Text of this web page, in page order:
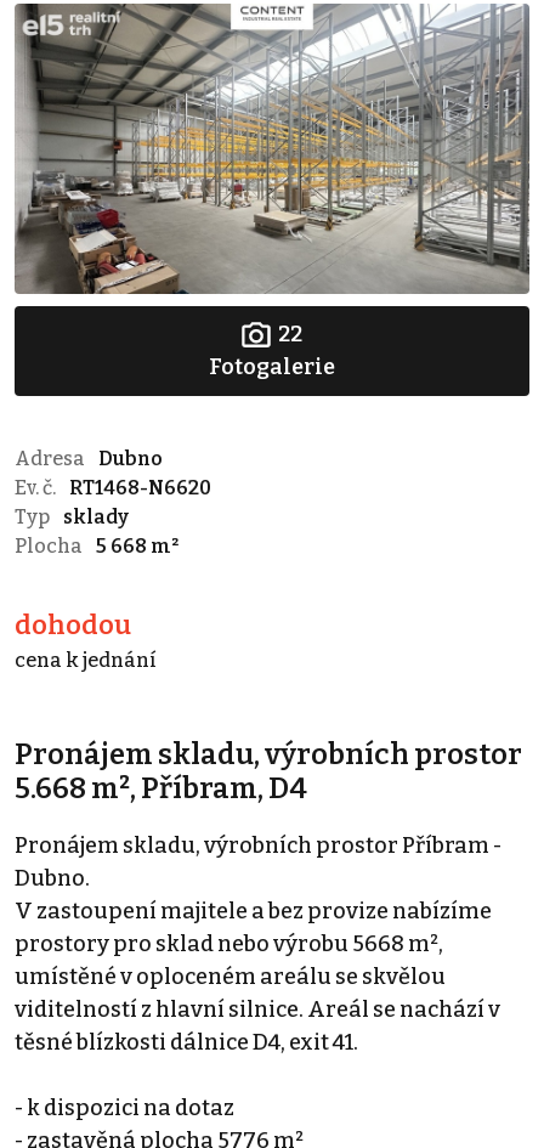
22
Fotogalerie
Adresa
Dubno
Ev. č.
RT1468-N6620
Typ
sklady
Plocha
5 668 m²
dohodou
cena k jednání
Pronájem skladu, výrobních prostor
5.668 m², Příbram, D4
Pronájem skladu, výrobních prostor Příbram -
Dubno.
V zastoupení majitele a bez provize nabízíme
prostory pro sklad nebo výrobu 5668 m²,
umístěné v oploceném areálu se skvělou
viditelností z hlavní silnice. Areál se nachází v
těsné blízkosti dálnice D4, exit 41.
- k dispozici na dotaz
- zastavěná plocha 5776 m²